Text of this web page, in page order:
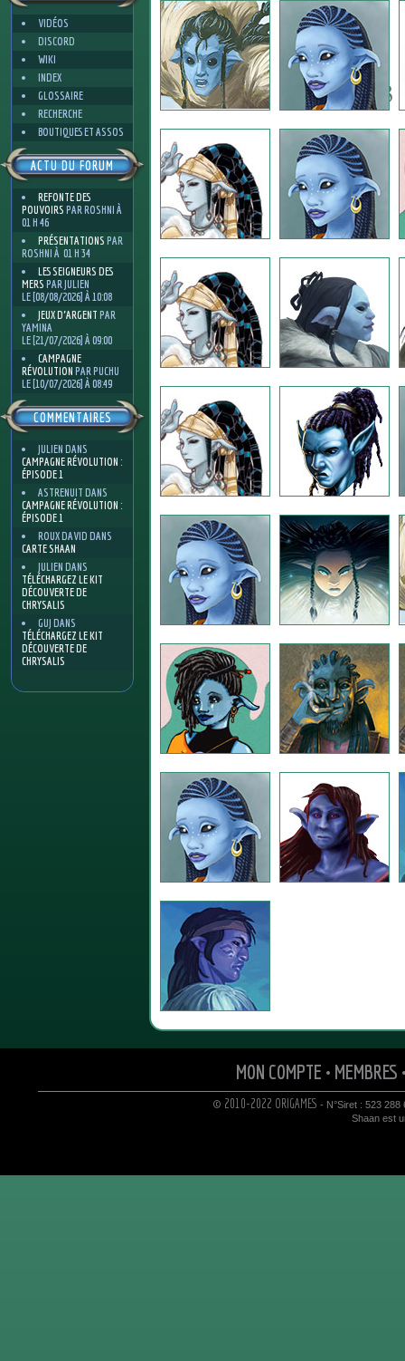
VIDÉOS
DISCORD
WIKI
INDEX
GLOSSAIRE
RECHERCHE
BOUTIQUES ET ASSOS
ACTU DU FORUM
REFONTE DES
POUVOIRS PAR ROSHNI À
01 H 46
PRÉSENTATIONS PAR
ROSHNI À 01 H 34
LES SEIGNEURS DES
MERS PAR JULIEN
LE [08/08/2026] À 10:08
JEUX D'ARGENT PAR
YAMINA
LE [21/07/2026] À 09:00
CAMPAGNE
RÉVOLUTION PAR PUCHU
LE [10/07/2026] À 08:49
COMMENTAIRES
JULIEN DANS
CAMPAGNE RÉVOLUTION :
ÉPISODE 1
ASTRENUIT DANS
CAMPAGNE RÉVOLUTION :
ÉPISODE 1
ROUX DAVID DANS
CARTE SHAAN
JULIEN DANS
TÉLÉCHARGEZ LE KIT
DÉCOUVERTE DE
CHRYSALIS
GUJ DANS
TÉLÉCHARGEZ LE KIT
DÉCOUVERTE DE
CHRYSALIS
3
2
MON COMPTE • MEMBRES
© 2010-2022 ORIGAMES - N°Siret : 523 288
Shaan est